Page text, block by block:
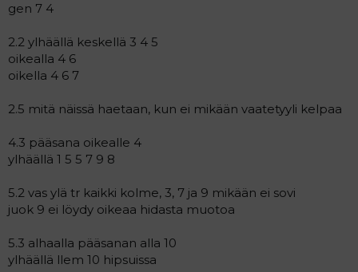
gen 7 4
2.2 ylhäällä keskellä 3 4 5
oikealla 4 6
oikella 4 6 7
2.5 mitä näissä haetaan, kun ei mikään vaatetyyli kelpaa
4.3 pääsana oikealle 4
ylhäällä 1 5 5 7 9 8
5.2 vas ylä tr kaikki kolme, 3, 7 ja 9 mikään ei sovi
juok 9 ei löydy oikeaa hidasta muotoa
5.3 alhaalla pääsanan alla 10
ylhäällä llem 10 hipsuissa